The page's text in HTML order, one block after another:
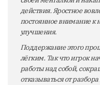
действия. Яростное
постоянное внимание к
улучшения.
Поддержание этого
лёгким. Так что игрок
работы над собой,
отказываться от